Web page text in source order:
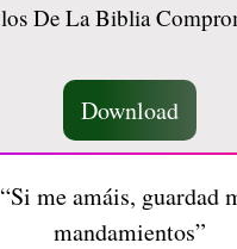
Download
“Si me amáis, guardad
mandamientos”